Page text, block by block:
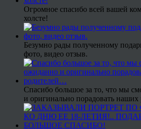
Огромное спасибо всей вашей
холсте!
Безумно рады полученному
фото, видео отзыв.
Спасибо большое за то, что мы
и оригинально порадовать